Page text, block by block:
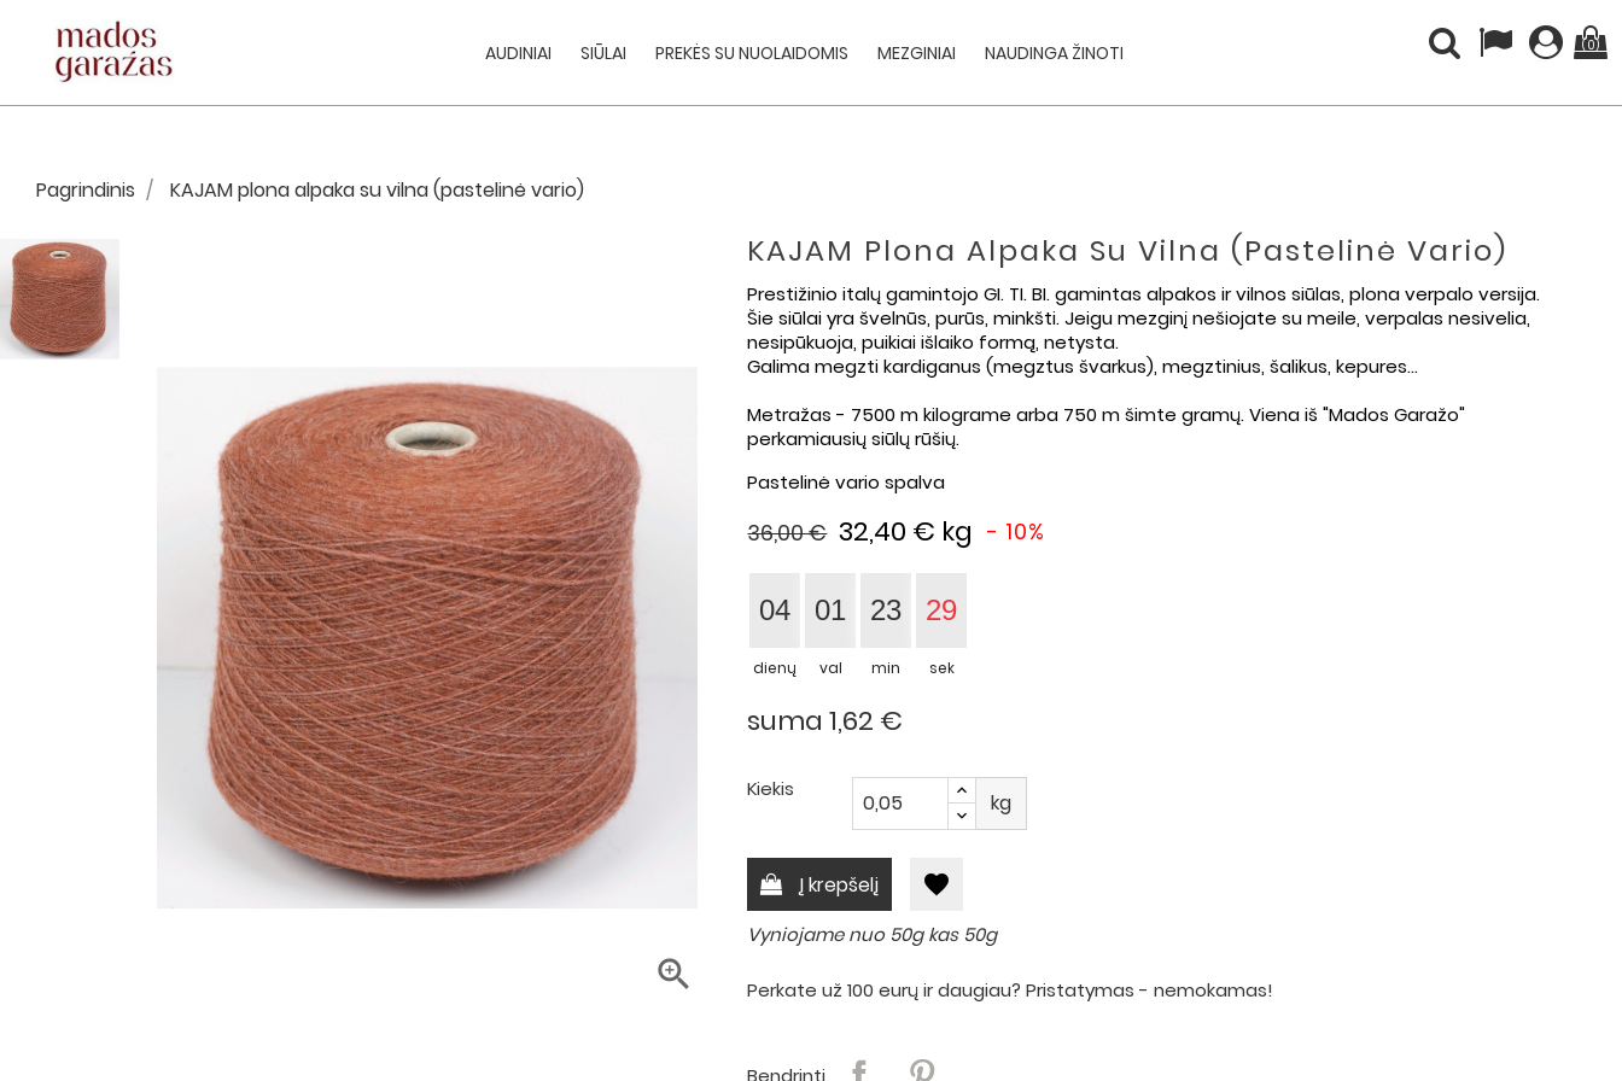
AUDINIAI SIŪLAI PREKĖS SU NUOLAIDOMIS MEZGINIAI NAUDINGA ŽINOTI (0)
Pagrindinis KAJAM plona alpaka su vilna (pastelinė vario)

KAJAM Plona Alpaka Su Vilna (pastelinė Vario)
Prestižinio italų gamintojo GI. TI. BI. gamintas alpakos ir vilnos siūlas, plona verpalo versija.
Šie siūlai yra švelnūs, purūs, minkšti. Jeigu mezginį nešiojate su meile, verpalas nesivelia,
nesipūkuoja, puikiai išlaiko formą, netysta.
Galima megzti kardiganus (megztus švarkus), megztinius, šalikus, kepures...
Metražas - 7500 m kilograme arba 750 m šimte gramų. Viena iš "Mados Garažo"
perkamiausių siūlų rūšių.
Pastelinė vario spalva
32,40 € kg - 10%
36,00 €
04
dienų
01
val
23
min
28
sek
suma 1,62 €
Kiekis
kg
Į krepšelį favorite
Vyniojame nuo 50g kas 50g
Perkate už 100 eurų ir daugiau? Pristatymas - nemokamas!
Bendrinti